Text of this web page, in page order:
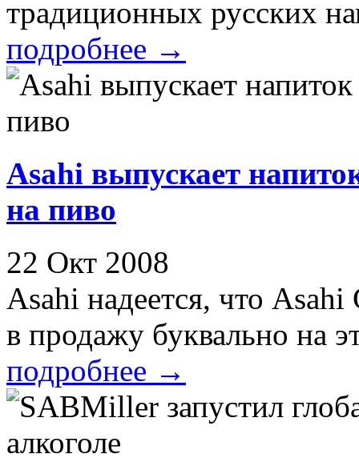
традиционных русских
подробнее →
Asahi выпускает
на пиво
22 Окт 2008
Asahi надеется, что
в продажу буквально на
подробнее →